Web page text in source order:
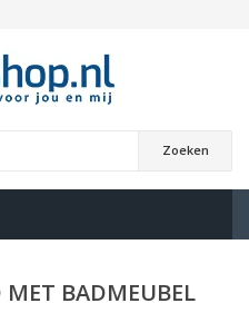
Zoeken
MET BADMEUBEL